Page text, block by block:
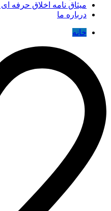
میثاق نامه اخلاق حرفه
درباره ما
خانه